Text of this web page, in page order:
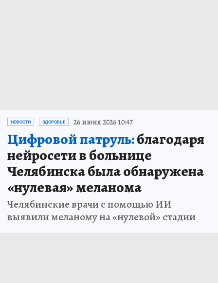
НОВОСТИ ЗДОРОВЬЕ 26 июня 2026 10:47
Цифровой патруль:благодаря
нейросети в больнице
Челябинска была обнаружена
«нулевая» меланома
Челябинские врачи с помощью ИИ
выявили меланому на «нулевой» стадии